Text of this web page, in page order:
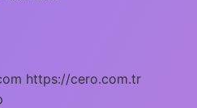
https://cero.com.tr